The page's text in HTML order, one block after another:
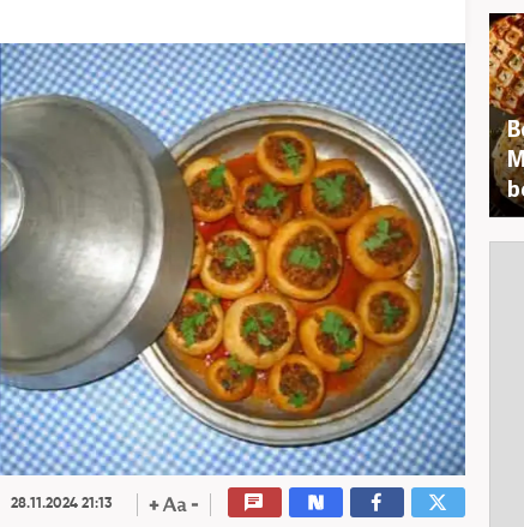
28.11.2024 21:13